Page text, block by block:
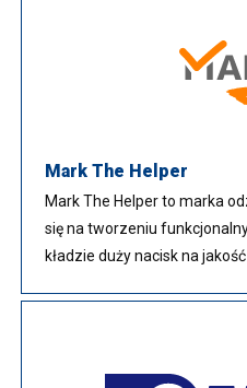
Mark The Helper
Mark The Helper to marka
się na tworzeniu
kładzie duży nacisk na